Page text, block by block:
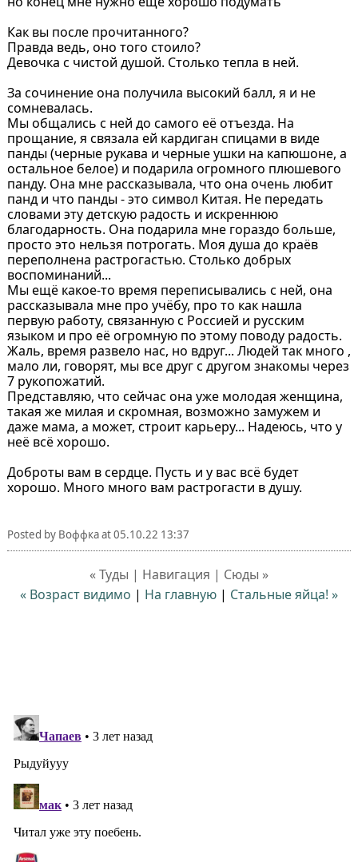
Как вы после прочитанного?
Правда ведь, оно того стоило?
Девочка с чистой душой. Столько тепла в ней.
За сочинение она получила высокий балл, я и не
сомневалась.
Мы общались с ней до самого её отъезда. На
прощание, я связала ей кардиган спицами в виде
панды (черные рукава и черные ушки на капюшоне, а
остальное белое) и подарила огромного плюшевого
панду. Она мне рассказывала, что она очень любит
панд и что панды - это символ Китая. Не передать
словами эту детскую радость и искреннюю
благодарность. Она подарила мне гораздо больше,
просто это нельзя потрогать. Моя душа до краёв
переполнена растрогастью. Столько добрых
воспоминаний...
Мы ещё какое-то время переписывались с ней, она
рассказывала мне про учёбу, про то как нашла
первую работу, связанную с Россией и русским
языком и про её огромную по этому поводу радость.
Жаль, время развело нас, но вдруг... Людей так много ,
мало ли, говорят, мы все друг с другом знакомы через
7 рукопожатий.
Представляю, что сейчас она уже молодая женщина,
такая же милая и скромная, возможно замужем и
даже мама, а может, строит карьеру... Надеюсь, что у
неё всё хорошо.
Доброты вам в сердце. Пусть и у вас всё будет
хорошо. Много много вам растрогасти в душу.
Posted by Воффкаat05.10.22 13:37
« Туды | Навигация | Сюды »
« Возраст видимо | На главную | Стальные яйца! »